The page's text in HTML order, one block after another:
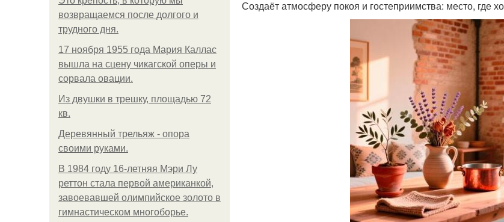
возвращаемся после долгого и
трудного дня.
17 ноября 1955 года Мария Каллас
вышла на сцену чикагской оперы и
сорвала овации.
Из двушки в трешку, площадью 72
кв.
Деревянный трельяж - опора
своими руками.
В 1984 году 16-летняя Мэри Лу
реттон стала первой американкой,
завоевавшей олимпийское золото в
гимнастическом многоборье.
Создаёт атмосферу покоя и гостеприимства: место, где